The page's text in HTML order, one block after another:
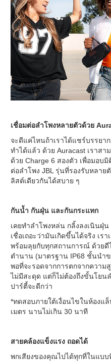
เชื่อมต่อลำโพงหลายตัวด้วย
จะดีแค่ไหนถ้าเราได้แชร์บรรย
ทำได้แล้ว ด้วย Auracast เราสา
ด้วย Charge 6 สองตัว เพื่อมอบ
ต่อลำโพง JBL รุ่นที่รองรับหลาย
ลิสต์เดียวกันได้สบาย ๆ
กันน้ำ กันฝุ่น และกันกระแทก
เคยทำลำโพงหล่น กลิ้งลงเนินฝุ่
เชื่อเถอะว่ามันเกิดขึ้นได้จริง เร
พร้อมลุยกับทุกสถานการณ์ ด้วย
ตำนาน (มาตรฐาน IP68 ชั้นนำ
พอที่จะรอดจากการตกจากความ
ไม่มีสะดุด แต่ก็ไม่ต้องถึงขั้นโยน
ปาร์ตี้จะดีกว่า
*ทดสอบภายใต้เงื่อนไขในห้องแ
เมตร นานไม่เกิน 30 นาที
สายคล้องแข็งแรง ถอดได้
พกเสียงของคุณไปได้ทุกที่ในแบ